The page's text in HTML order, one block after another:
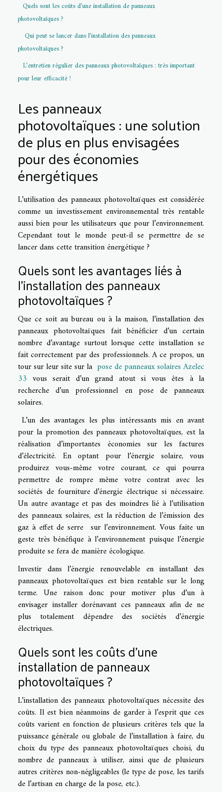
Quels sont les coûts d’une installation de panneaux
photovoltaïques ?
Qui peut se lancer dans l’installation des panneaux
photovoltaïques ?
L’entretien régulier des panneaux photovoltaïques : très important
pour leur efficacité !
Les panneaux
photovoltaïques : une solution
de plus en plus envisagées
pour des économies
énergétiques
L’utilisation des panneaux photovoltaïques est considérée
comme un investissement environnemental très rentable
aussi bien pour les utilisateurs que pour l’environnement.
Cependant tout le monde peut-il se permettre de se
lancer dans cette transition énergétique ?
Quels sont les avantages liés à
l’installation des panneaux
photovoltaïques ?
Que ce soit au bureau ou à la maison, l’installation des
panneaux photovoltaïques fait bénéficier d’un certain
nombre d’avantage surtout lorsque cette installation se
fait correctement par des professionnels. A ce propos, un
tour sur leur site sur la pose de panneaux solaires Azelec
33 vous serait d’un grand atout si vous êtes à la
recherche d’un professionnel en pose de panneaux
solaires.
L’un des avantages les plus intéressants mis en avant
pour la promotion des panneaux photovoltaïques, est la
réalisation d’importantes économies sur les factures
d’électricité. En optant pour l’énergie solaire, vous
produirez vous-même votre courant, ce qui pourra
permettre de rompre même votre contrat avec les
sociétés de fourniture d’énergie électrique si nécessaire.
Un autre avantage et pas des moindres lié à l’utilisation
des panneaux solaires, est la réduction de l’émission des
gaz à effet de serre sur l’environnement. Vous faite un
geste très bénéfique à l’environnement puisque l’énergie
produite se fera de manière écologique.
Investir dans l’énergie renouvelable en installant des
panneaux photovoltaïques est bien rentable sur le long
terme. Une raison donc pour motiver plus d’un à
envisager installer dorénavant ces panneaux afin de ne
plus totalement dépendre des sociétés d’énergie
électriques.
Quels sont les coûts d’une
installation de panneaux
photovoltaïques ?
L’installation des panneaux photovoltaïques nécessite des
coûts. Il est bien néanmoins de garder à l’esprit que ces
coûts varient en fonction de plusieurs critères tels que la
puissance générale ou globale de l’installation à faire, du
choix du type des panneaux photovoltaïques choisi, du
nombre de panneaux à utiliser, ainsi que de plusieurs
autres critères non-négligeables (le type de pose, les tarifs
de l’artisan en charge de la pose, etc.).